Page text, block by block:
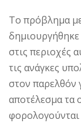
Το πρόβλημα
δημιουργήθηκε
στις περιοχές
τις ανάγκες
στον παρελθόν
αποτέλεσμα τα
φορολογούνται